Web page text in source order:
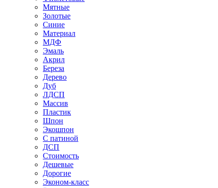
Мятные
Золотые
Синие
Материал
МДФ
Эмаль
Акрил
Береза
Дерево
Дуб
ЛДСП
Массив
Пластик
Шпон
Экошпон
С патиной
ДСП
Стоимость
Дешевые
Дорогие
Эконом-класс